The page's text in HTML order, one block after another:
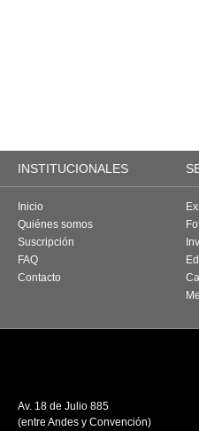
INSTITUCIONALES
Inicio
Quiénes somos
Suscripción
FAQ
Contacto
Av. 18 de Julio 885
(entre Andes y Convención)